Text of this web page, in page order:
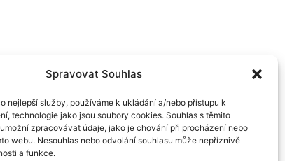
Spravovat Souhlas
nejlepší služby, používáme k ukládání a/nebo přístupu k
technologie jako jsou soubory cookies. Souhlas s těmito
zpracovávat údaje, jako je chování při procházení nebo
webu. Nesouhlas nebo odvolání souhlasu může nepříznivě
a funkce.